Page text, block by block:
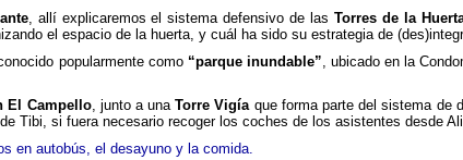
, allí explicaremos el sistema defensivo de lasTorres de la
el espacio de la huerta, y cuál ha sido su estrategia de
popularmente como “parque inundable”, ubicado en la
El Campello, junto a unaTorre Vigíaque forma parte del sistema de
Tibi, si fuera necesario recoger los coches de los asistentes desde
s en autobús, el desayuno y la comida.